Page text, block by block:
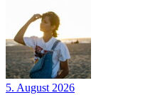
5. August 2026